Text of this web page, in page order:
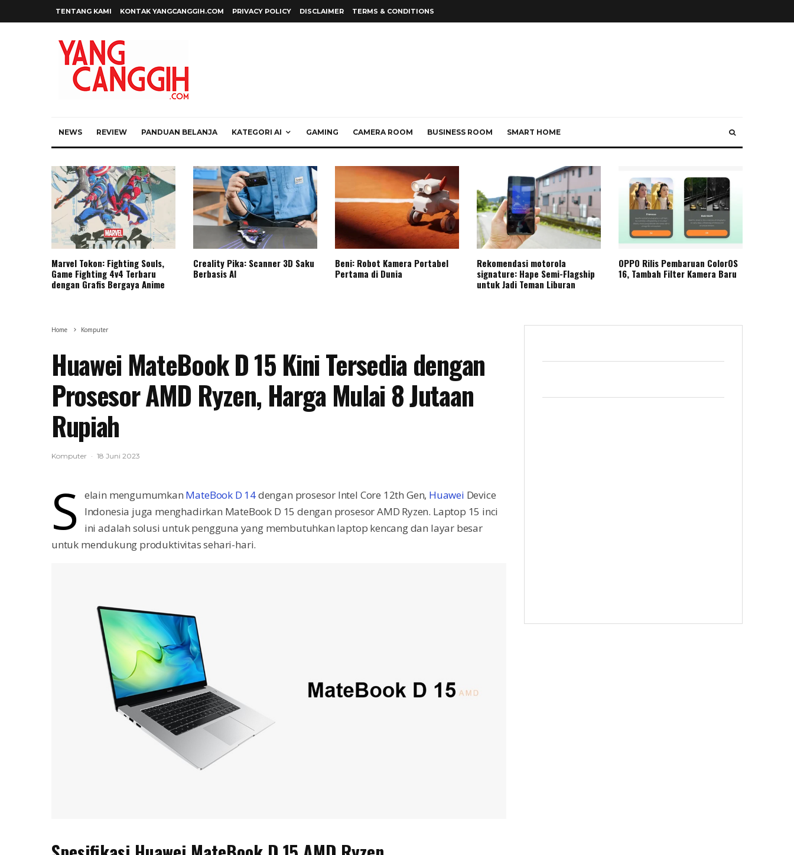
TENTANG KAMI KONTAK YANGCANGGIH.COM PRIVACY POLICY DISCLAIMER TERMS & CONDITIONS
NEWS REVIEW PANDUAN BELANJA KATEGORI AI GAMING CAMERA ROOM BUSINESS ROOM SMART HOME
Marvel Tokon: Fighting Souls,
Game Fighting 4v4 Terbaru
dengan Grafis Bergaya Anime
Creality Pika: Scanner 3D Saku
Berbasis AI
Beni: Robot Kamera Portabel
Pertama di Dunia
Rekomendasi motorola
signature: Hape Semi-Flagship
untuk Jadi Teman Liburan
OPPO Rilis Pembaruan ColorOS
16, Tambah Filter Kamera Baru
Home Komputer
Huawei MateBook D 15 Kini Tersedia dengan
Prosesor AMD Ryzen, Harga Mulai 8 Jutaan
Rupiah
Komputer · 18 Juni 2023
S elain mengumumkan MateBook D 14dengan prosesor Intel Core 12th Gen, Huawei Device
Indonesia juga menghadirkan MateBook D 15 dengan prosesor AMD Ryzen. Laptop 15 inci
ini adalah solusi untuk pengguna yang membutuhkan laptop kencang dan layar besar
untuk mendukung produktivitas sehari-hari.